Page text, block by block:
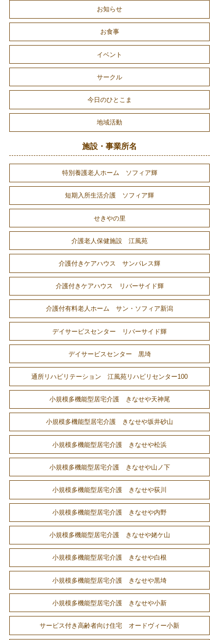
お知らせ
お食事
イベント
サークル
今日のひとこま
地域活動
施設・事業所名
特別養護老人ホーム ソフィア輝
短期入所生活介護 ソフィア輝
せきやの里
介護老人保健施設 江風苑
介護付きケアハウス サンパレス輝
介護付きケアハウス リバーサイド輝
介護付有料老人ホーム サン・ソフィア新潟
デイサービスセンター リバーサイド輝
デイサービスセンター 黒埼
通所リハビリテーション 江風苑リハビリセンター100
小規模多機能型居宅介護 きなせや天神尾
小規模多機能型居宅介護 きなせや坂井砂山
小規模多機能型居宅介護 きなせや松浜
小規模多機能型居宅介護 きなせや山ノ下
小規模多機能型居宅介護 きなせや荻川
小規模多機能型居宅介護 きなせや内野
小規模多機能型居宅介護 きなせや姥ケ山
小規模多機能型居宅介護 きなせや白根
小規模多機能型居宅介護 きなせや黒埼
小規模多機能型居宅介護 きなせや小新
サービス付き高齢者向け住宅 オードヴィー小新